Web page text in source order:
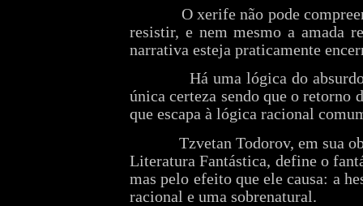
O xerife não pode
resistir, e nem mesmo a amada
narrativa esteja praticamente
Há uma lógica do
única certeza sendo que o retorno
que escapa à lógica racional
Tzvetan Todorov, em sua
Literatura Fantástica, define o
mas pelo efeito que ele causa: a
racional e uma sobrenatural.